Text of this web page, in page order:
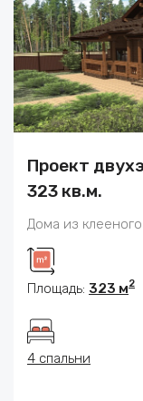
Проект
323 кв.м.
Дома из
Площадь: 323 м2
4 спальни